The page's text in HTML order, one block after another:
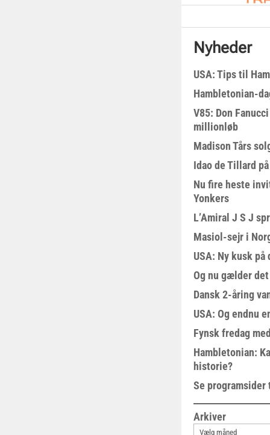
Nyheder
USA: Tips til
Hambletonian-
V85: Don
millionløb
Madison Tårs
Idao de Tillard
Nu fire heste
Yonkers
L’Amiral J S J
Masiol-sejr i
USA: Ny kusk på
Og nu gælder
Dansk 2-åring
USA: Og endnu
Fynsk fredag
Hambletonian:
historie?
Se
Arkiver